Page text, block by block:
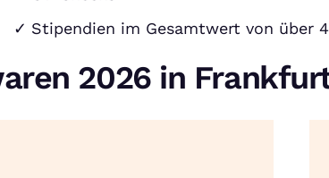
Stipendien im Gesamtwert von über
2026 in